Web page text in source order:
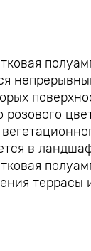
в
террасы